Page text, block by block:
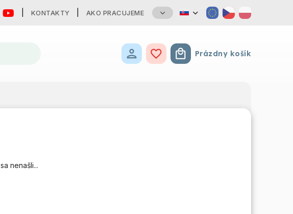
KONTAKTY AKO PRACUJEME
Nákupný košík
Prázdny košík
sa nenašli...